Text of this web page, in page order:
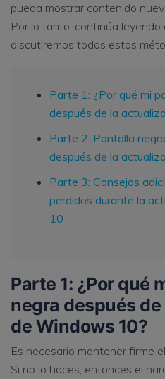
pueda mostrar contenido
Por lo tanto, continúa
discutiremos todos estos
Parte 1: ¿Por qué mi
después de la
Parte 2: Pantalla
después de la
Parte 3: Consejos
perdidos durante la
10
Parte 1: ¿Por qué
negra después
de Windows 10?
Es necesario mantener firme
Si no lo haces, entonces el